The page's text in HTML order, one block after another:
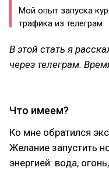
Мой опыт запуска
трафика из телеграм
В этой стать я
через телеграм.
Что имеем?
Ко мне обратился
Желание запустить
энергией: вода,